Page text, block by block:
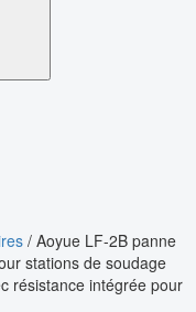
/ Aoyue LF-2B panne
stations de soudage